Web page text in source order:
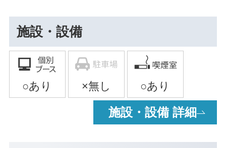
施設・設備
施設・設備 詳細